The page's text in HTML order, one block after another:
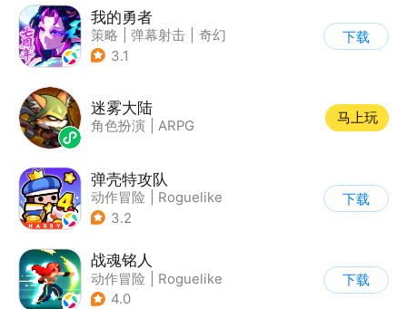
我的勇者
策略 弹幕射击
奇幻
| 中国风
3.1
下载
迷雾大陆
角色扮演 ARPG
马上玩
弹壳特攻队
动作冒险
Roguelike
| 冒险
3.2
下载
战魂铭人
动作冒险
Roguelike
| 冒险
4.0
下载